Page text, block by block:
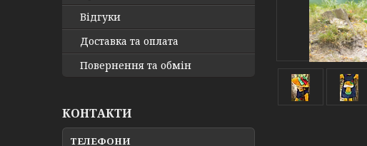
Відгуки
Доставка та оплата
Повернення та обмін
КОНТАКТИ